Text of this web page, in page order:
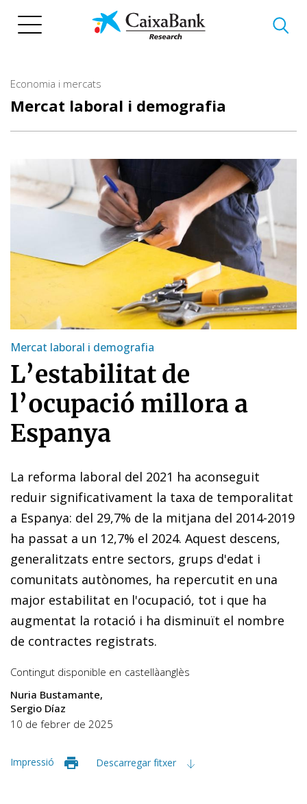
Economia i mercats
Mercat laboral i demografia
Mercat laboral i demografia
L’estabilitat de
l’ocupació millora a
Espanya
La reforma laboral del 2021 ha aconseguit
reduir significativament la taxa de temporalitat
a Espanya: del 29,7% de la mitjana del 2014-2019
ha passat a un 12,7% el 2024. Aquest descens,
generalitzats entre sectors, grups d'edat i
comunitats autònomes, ha repercutit en una
major estabilitat en l'ocupació, tot i que ha
augmentat la rotació i ha disminuït el nombre
de contractes registrats.
Contingut disponible en castellàanglès
Nuria Bustamante
Sergio Díaz
10 de febrer de 2025
Impressió Descarregar fitxer